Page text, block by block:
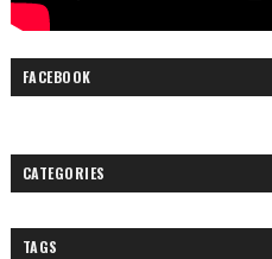
FACEBOOK
CATEGORIES
TAGS